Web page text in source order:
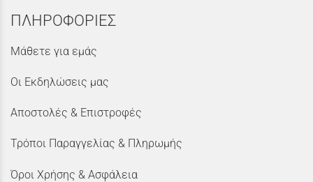
ΠΛΗΡΟΦΟΡΙΕΣ
Μάθετε για εμάς
Οι Εκδηλώσεις μας
Αποστολές & Επιστροφές
Τρόποι Παραγγελίας & Πληρωμής
Όροι Χρήσης & Ασφάλεια